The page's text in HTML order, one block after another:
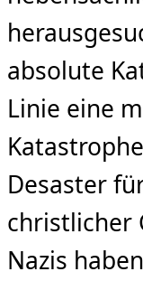
absolute
Linie eine
Desaster
christlicher
Nazis